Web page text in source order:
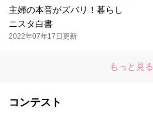
主婦の本音がズバリ！暮らし
ニスタ白書
2022年07年17日更新
もっと見る
コンテスト